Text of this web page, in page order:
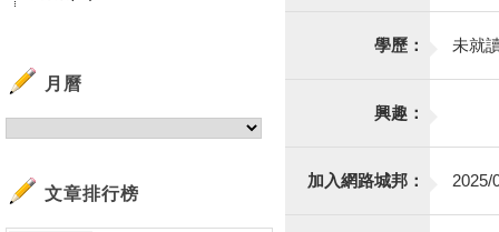
學歷： 未就
興趣：
加入網路城邦： 2025/
月曆
文章排行榜